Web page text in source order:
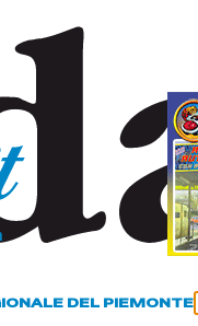
DEL PIEMONTE